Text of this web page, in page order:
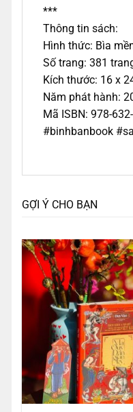
***
Thông tin sách:
Hình thức: Bìa
Số trang: 381
Kích thước: 16 x
Năm phát hành:
Mã ISBN: 978-
#binhbanbook
GỢI Ý CHO BẠN